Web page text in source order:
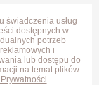
świadczenia usług
dostępnych w
potrzeb
i
lub dostępu do
na temat plików
.